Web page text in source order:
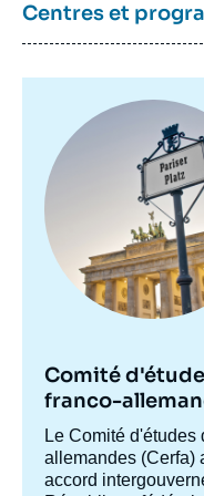
Centres et
principale
Comité
franco-
Accroche
centre
Le Comité d'études
allemandes (Cerfa)
accord